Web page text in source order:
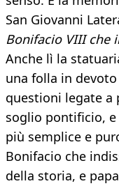
San Giovanni
Bonifacio VIII che
Anche lì la
una folla in
questioni legate a
soglio pontificio,
più semplice e
Bonifacio che
della storia, e